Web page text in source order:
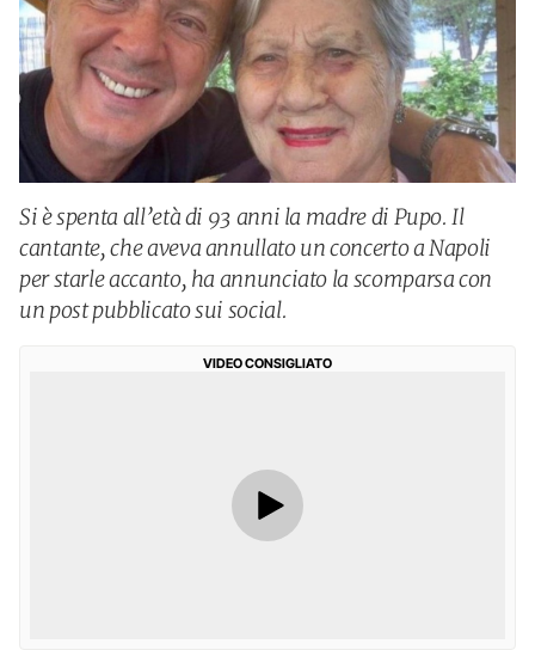
Si è spenta all’età di 93 anni la madre di Pupo. Il
cantante, che aveva annullato un concerto a Napoli
per starle accanto, ha annunciato la scomparsa con
un post pubblicato sui social.
VIDEO CONSIGLIATO